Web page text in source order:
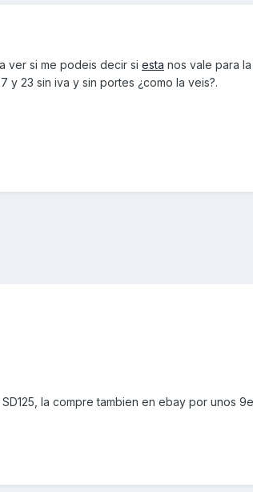
ver si me podeis decir si esta nos vale para la
y 23 sin iva y sin portes ¿como la veis?.
la compre tambien en ebay por unos